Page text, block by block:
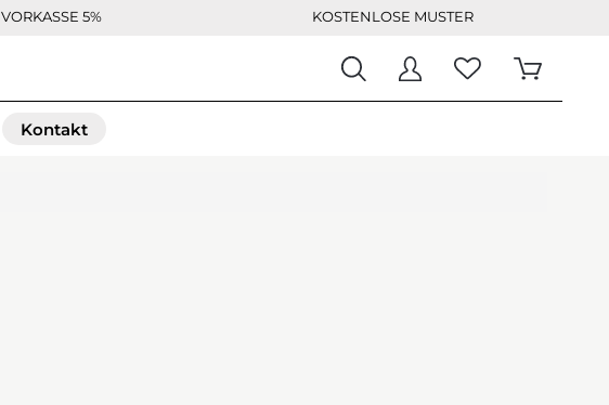
VORKASSE 5% KOSTENLOSE MUSTER
Kontakt